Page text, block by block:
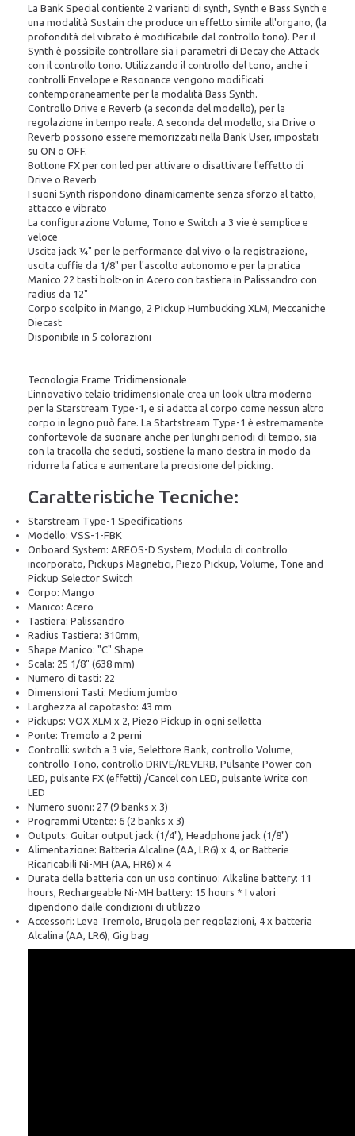
La Bank Special contiente 2 varianti di synth, Synth e Bass Synth e
una modalità Sustain che produce un effetto simile all'organo, (la
profondità del vibrato è modificabile dal controllo tono). Per il
Synth è possibile controllare sia i parametri di Decay che Attack
con il controllo tono. Utilizzando il controllo del tono, anche i
controlli Envelope e Resonance vengono modificati
contemporaneamente per la modalità Bass Synth.
Controllo Drive e Reverb (a seconda del modello), per la
regolazione in tempo reale. A seconda del modello, sia Drive o
Reverb possono essere memorizzati nella Bank User, impostati
su ON o OFF.
Bottone FX per con led per attivare o disattivare l'effetto di
Drive o Reverb
I suoni Synth rispondono dinamicamente senza sforzo al tatto,
attacco e vibrato
La configurazione Volume, Tono e Switch a 3 vie è semplice e
veloce
Uscita jack ¼" per le performance dal vivo o la registrazione,
uscita cuffie da 1/8" per l'ascolto autonomo e per la pratica
Manico 22 tasti bolt-on in Acero con tastiera in Palissandro con
radius da 12"
Corpo scolpito in Mango, 2 Pickup Humbucking XLM, Meccaniche
Diecast
Disponibile in 5 colorazioni
Tecnologia Frame Tridimensionale
L'innovativo telaio tridimensionale crea un look ultra moderno
per la Starstream Type-1, e si adatta al corpo come nessun altro
corpo in legno può fare. La Startstream Type-1 è estremamente
confortevole da suonare anche per lunghi periodi di tempo, sia
con la tracolla che seduti, sostiene la mano destra in modo da
ridurre la fatica e aumentare la precisione del picking.
Caratteristiche Tecniche:
Starstream Type-1 Specifications
Modello: VSS-1-FBK
Onboard System: AREOS-D System, Modulo di controllo
incorporato, Pickups Magnetici, Piezo Pickup, Volume, Tone and
Pickup Selector Switch
Corpo: Mango
Manico: Acero
Tastiera: Palissandro
Radius Tastiera: 310mm,
Shape Manico: "C" Shape
Scala: 25 1/8" (638 mm)
Numero di tasti: 22
Dimensioni Tasti: Medium jumbo
Larghezza al capotasto: 43 mm
Pickups: VOX XLM x 2, Piezo Pickup in ogni selletta
Ponte: Tremolo a 2 perni
Controlli: switch a 3 vie, Selettore Bank, controllo Volume,
controllo Tono, controllo DRIVE/REVERB, Pulsante Power con
LED, pulsante FX (effetti) /Cancel con LED, pulsante Write con
LED
Numero suoni: 27 (9 banks x 3)
Programmi Utente: 6 (2 banks x 3)
Outputs: Guitar output jack (1/4"), Headphone jack (1/8")
Alimentazione: Batteria Alcaline (AA, LR6) x 4, or Batterie
Ricaricabili Ni-MH (AA, HR6) x 4
Durata della batteria con un uso continuo: Alkaline battery: 11
hours, Rechargeable Ni-MH battery: 15 hours * I valori
dipendono dalle condizioni di utilizzo
Accessori: Leva Tremolo, Brugola per regolazioni, 4 x batteria
Alcalina (AA, LR6), Gig bag